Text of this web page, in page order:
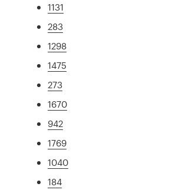
1131
283
1298
1475
273
1670
942
1769
1040
184